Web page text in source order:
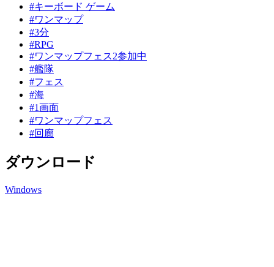
#キーボード ゲーム
#ワンマップ
#3分
#RPG
#ワンマップフェス2参加中
#艦隊
#フェス
#海
#1画面
#ワンマップフェス
#回廊
ダウンロード
Windows